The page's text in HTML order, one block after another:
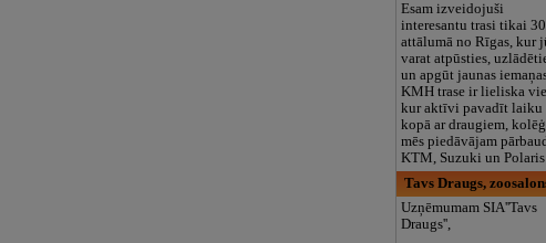
Esam izveidojuši
interesantu trasi tikai
attālumā no Rīgas, kur
varat atpūsties,
un apgūt jaunas
KMH trase ir lieliska
kur aktīvi pavadīt laiku
kopā ar draugiem,
mēs piedāvājam
KTM, Suzuki un
Tavs Draugs,
Uzņēmumam SIA''Tavs
Draugs'',